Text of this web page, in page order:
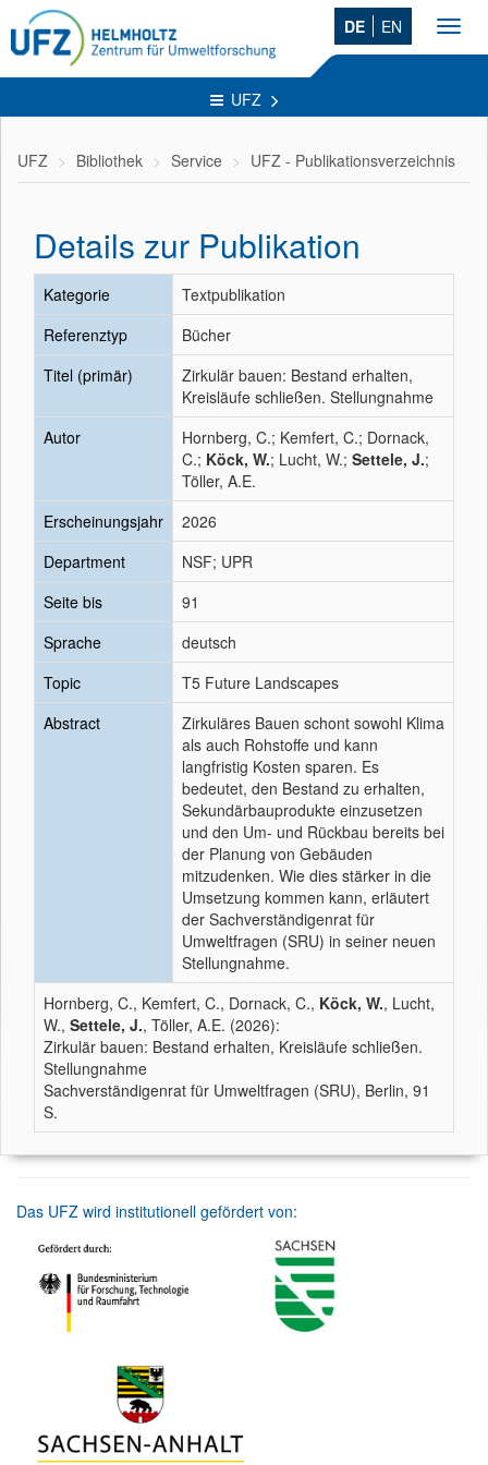
DE EN
UFZ
UFZ Bibliothek Service UFZ - Publikationsverzeichnis
Details zur Publikation
Kategorie
Textpublikation
Referenztyp
Bücher
Titel (primär)
Zirkulär bauen: Bestand erhalten,
Kreisläufe schließen. Stellungnahme
Autor
Hornberg, C.; Kemfert, C.; Dornack,
C.; Köck, W.; Lucht, W.; Settele, J.;
Töller, A.E.
Erscheinungsjahr
2026
Department
NSF; UPR
Seite bis
91
Sprache
deutsch
Topic
T5 Future Landscapes
Abstract
Zirkuläres Bauen schont sowohl Klima
als auch Rohstoffe und kann
langfristig Kosten sparen. Es
bedeutet, den Bestand zu erhalten,
Sekundärbauprodukte einzusetzen
und den Um- und Rückbau bereits bei
der Planung von Gebäuden
mitzudenken. Wie dies stärker in die
Umsetzung kommen kann, erläutert
der Sachverständigenrat für
Umweltfragen (SRU) in seiner neuen
Stellungnahme.
Hornberg, C., Kemfert, C., Dornack, C., Köck, W., Lucht,
W., Settele, J., Töller, A.E. (2026):
Zirkulär bauen: Bestand erhalten, Kreisläufe schließen.
Stellungnahme
Sachverständigenrat für Umweltfragen (SRU), Berlin, 91
S.
Das UFZ wird institutionell gefördert von: